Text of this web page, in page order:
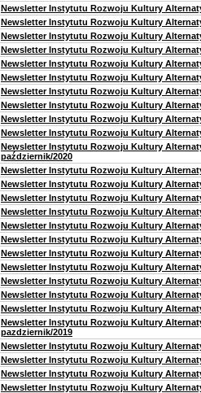
Newsletter Instytutu Rozwoju Kultury
Newsletter Instytutu Rozwoju Kultury
Newsletter Instytutu Rozwoju Kultury
Newsletter Instytutu Rozwoju Kultury
Newsletter Instytutu Rozwoju Kultury
Newsletter Instytutu Rozwoju Kultury
Newsletter Instytutu Rozwoju Kultury
Newsletter Instytutu Rozwoju Kultury
Newsletter Instytutu Rozwoju Kultury
Newsletter Instytutu Rozwoju Kultury
Newsletter Instytutu Rozwoju Kultury
październik/2020
Newsletter Instytutu Rozwoju Kultury
Newsletter Instytutu Rozwoju Kultury
Newsletter Instytutu Rozwoju Kultury
Newsletter Instytutu Rozwoju Kultury
Newsletter Instytutu Rozwoju Kultury
Newsletter Instytutu Rozwoju Kultury
Newsletter Instytutu Rozwoju Kultury
Newsletter Instytutu Rozwoju Kultury
Newsletter Instytutu Rozwoju Kultury
Newsletter Instytutu Rozwoju Kultury
Newsletter Instytutu Rozwoju Kultury
Newsletter Instytutu Rozwoju Kultury
pazdziernik/2019
Newsletter Instytutu Rozwoju Kultury
Newsletter Instytutu Rozwoju Kultury
Newsletter Instytutu Rozwoju Kultury
Newsletter Instytutu Rozwoju Kultury